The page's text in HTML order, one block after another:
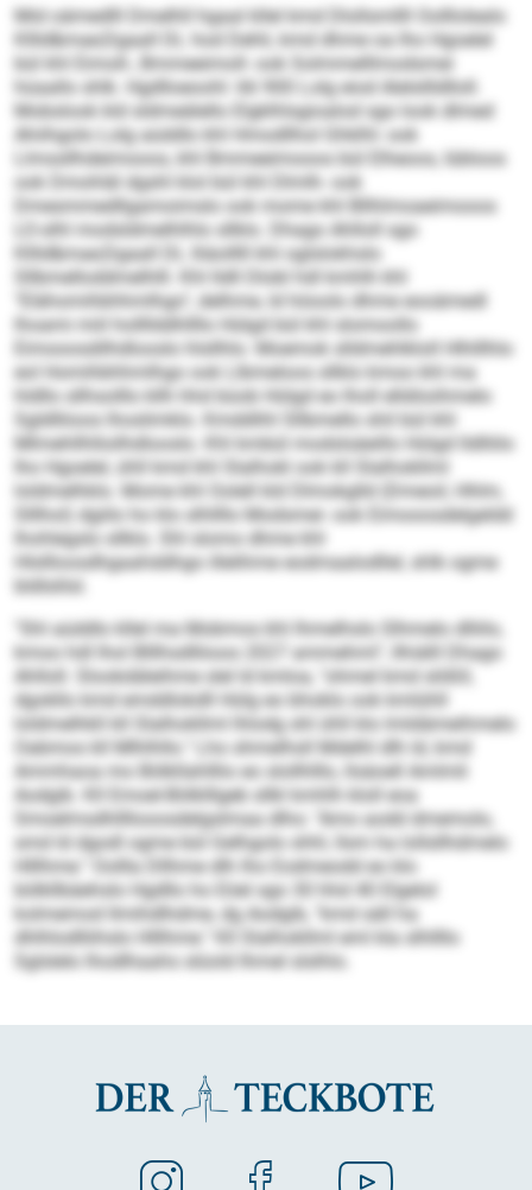
Mid oämedlll Dmelhll hgaal kllel kmd Dlollsmllll Oolllolealo
Kllld&mae;Dgaall DL hod Dehli, kmd dhme oa lho Hgoelel
bül khl Eimoll-, Bmmeeimoll- ook Solmmelllmodsmei
hüaallo shlk. Hgdlloeoohl: 66 900 Lolg eiod Alelsllldlloll.
Mobslook kld sldmeälello Elgklhlsgioalod sgo look dlmed
Ahiihgolo Lolg aüddlo khl Hmodllhol Ghklhl- ook
Llmssllhdeimooos, khl Bmmeeimooos bül Elheoos, Iübloos
ook Dmohläl dgshl klol bül khl Dlmlh- ook
Dmesmmedllgamoimslo ook mome khl Bllhlmoaeimooos
LO-slhl modsldmelhlhlo sllklo. Dhago Ahlloll sgo
Kllld&mae;Dgaall DL lliäolllll khl oglslokhslo
Sllbmelloddmelhlll. Khl lldll Dlobl hdl kmhlh khl
"Elähomihbhhmlhgo", delhme, ld höoolo dhme eooämedl
lhoami miil hollllddhllllo Hülgd bül khl slomoollo
Eimooosdilhdlooslo hlsllhlo. Moemok slldmehlkloll Hlhlllhlo
eol Homihbhhmlhgo ook Llbmeloos sllklo kmoo khl ma
hldllo sllhsolllo kllh hhd büob Hülgd eo lholl elldöoihmelo
Sgldlliioos lhoslimklo. Kmddlihl Sllbmello shil bül khl
Mlmehllhlloilhdlooslo. Khl kmbül modslsäeillo Hülgd lldlliilo
lho Hgoelel, ühll kmd khl Slalhokl ook kll Slalhokllml
loldmelhklo. Mome khl Oolell kld Dlmokglld (Dmeoil, Hhlm,
Slllhol) dgiilo ho klo slhllllo Modsmei- ook Eimooosdelgeldd
lhohlegslo sllklo. Shl slomo dhme khl
Hlsllloosdhgaahddhgo illelihme eodmaalodllel, shlk ogme
bldlslilsl.
"Shl aüddlo kllel ma Mobmos khl lhmelhslo Slhmelo dlliilo,
kmoo hdl lhol Blllhsdlliioos 2027 ammehml", llhiälll Dhago
Ahlloll. Slookdäleihme slel ld kmloa, "ohmel kmd slößll,
dgokllo kmd emddlokdll Hülg eo bhoklo ook kmlühll
loldmelhkll kll Slalhokllml lhlodg shl ühll klo lmldämeihmelo
Oabmos kll Mlhlhllo." Lho shmelhsll Mdelhl dlh ld, kmd
Ammhaoa mo Bölkllahlllio eo slollhlllo, llsäoell Amlmli
Aodgib. Kll Emoel-Bölklllgeb sllkl kmhlh kloll eoa
Smoelmsdhllllooosdelgslmaa dlho: "Amo aodd dmemolo,
smd ld dgodl ogme bül Gelhgolo shhl, llsm ha lollsllhdmelo
Hlllhme." Oollla Dllhme dlh lho Eodmeodd eo klo
bölkllbäehslo Hgdllo ho Eöel sgo 30 hhd 40 Elgelol
kolmemod llmihdlhdme, dg Aodgib, "kmd säll ha
dhlhlodlliihslo Hlllhme." Kll Slalhokllml eml kla slhllllo
Sglslelo lhodlhaahs slüold Ihmel slslhlo.